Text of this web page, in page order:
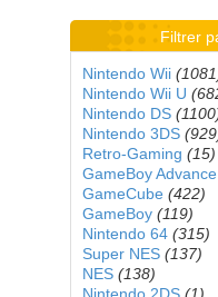
Filtrer
Nintendo Wii
Nintendo Wii U
Nintendo DS
Nintendo 3DS
Retro-Gaming (15)
GameBoy Advance
GameCube (422)
GameBoy (119)
Nintendo 64 (315)
Super NES (137)
NES (138)